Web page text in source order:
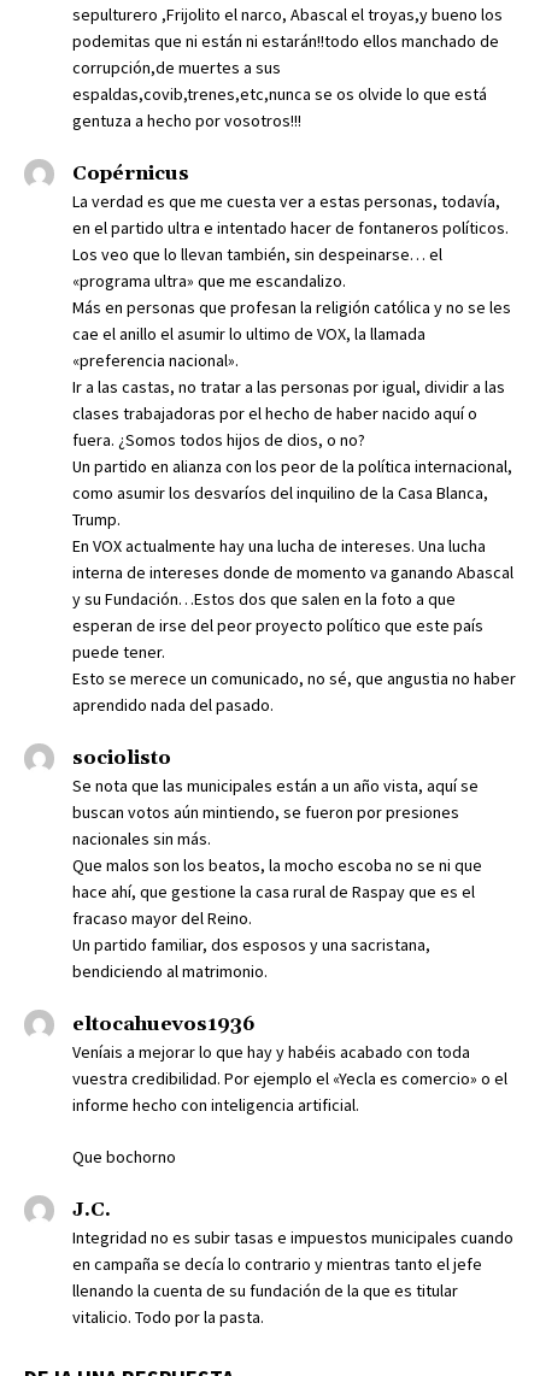
sepulturero ,Frijolito el narco, Abascal el troyas,y bueno los
podemitas que ni están ni estarán!!todo ellos manchado de
corrupción,de muertes a sus
espaldas,covib,trenes,etc,nunca se os olvide lo que está
gentuza a hecho por vosotros!!!
Copérnicus
La verdad es que me cuesta ver a estas personas, todavía,
en el partido ultra e intentado hacer de fontaneros políticos.
Los veo que lo llevan también, sin despeinarse… el
«programa ultra» que me escandalizo.
Más en personas que profesan la religión católica y no se les
cae el anillo el asumir lo ultimo de VOX, la llamada
«preferencia nacional».
Ir a las castas, no tratar a las personas por igual, dividir a las
clases trabajadoras por el hecho de haber nacido aquí o
fuera. ¿Somos todos hijos de dios, o no?
Un partido en alianza con los peor de la política internacional,
como asumir los desvaríos del inquilino de la Casa Blanca,
Trump.
En VOX actualmente hay una lucha de intereses. Una lucha
interna de intereses donde de momento va ganando Abascal
y su Fundación…Estos dos que salen en la foto a que
esperan de irse del peor proyecto político que este país
puede tener.
Esto se merece un comunicado, no sé, que angustia no haber
aprendido nada del pasado.
sociolisto
Se nota que las municipales están a un año vista, aquí se
buscan votos aún mintiendo, se fueron por presiones
nacionales sin más.
Que malos son los beatos, la mocho escoba no se ni que
hace ahí, que gestione la casa rural de Raspay que es el
fracaso mayor del Reino.
Un partido familiar, dos esposos y una sacristana,
bendiciendo al matrimonio.
eltocahuevos1936
Veníais a mejorar lo que hay y habéis acabado con toda
vuestra credibilidad. Por ejemplo el «Yecla es comercio» o el
informe hecho con inteligencia artificial.
Que bochorno
J.C.
Integridad no es subir tasas e impuestos municipales cuando
en campaña se decía lo contrario y mientras tanto el jefe
llenando la cuenta de su fundación de la que es titular
vitalicio. Todo por la pasta.